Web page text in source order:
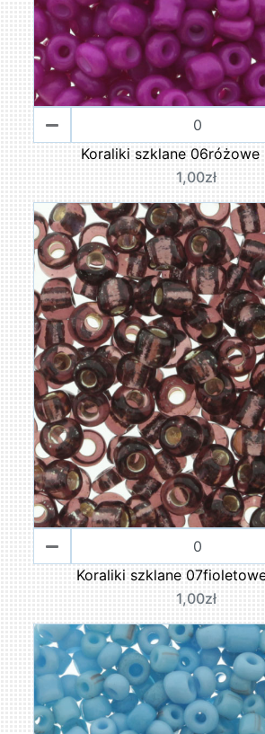
Koraliki szklane 06różowe
1,00zł
Koraliki szklane
1,00zł